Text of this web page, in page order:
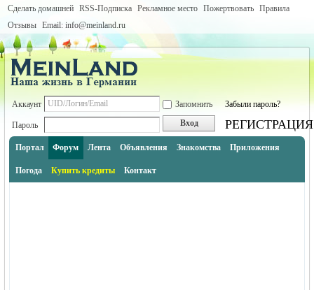
Сделать домашней RSS-Подписка Рекламное место Пожертвовать Правила
Отзывы Email: info@meinland.ru
Аккаунт Запомнить Забыли пароль?
Пароль Вход РЕГИСТРАЦИЯ
Портал Форум Лента Объявления Знакомства Приложения
Погода Купить кредиты Контакт